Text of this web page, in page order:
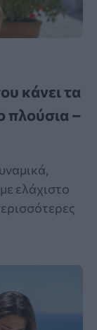
κάνει τα
πλούσια –
ελάχιστο